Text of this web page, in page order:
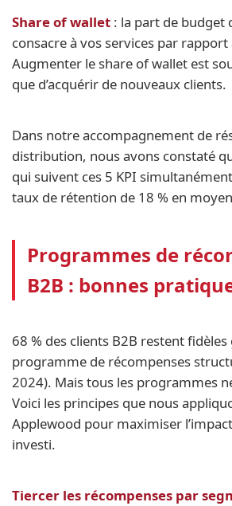
Share of wallet : la part de budget
consacre à vos services par
Augmenter le share of wallet est
que d’acquérir de nouveaux clients.
Dans notre accompagnement de
distribution, nous avons constaté
qui suivent ces 5 KPI
taux de rétention de 18 % en
Programmes de
B2B : bonnes
68 % des clients B2B restent fidèles
programme de récompenses
2024). Mais tous les programmes
Voici les principes que nous
Applewood pour maximiser
investi.
Tiercer les récompenses par